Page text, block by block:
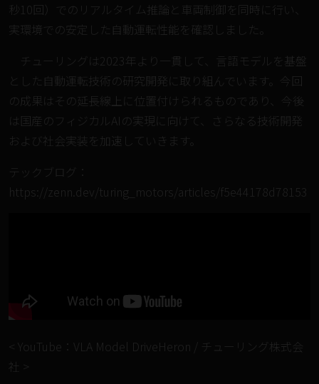
秒10回）でのリアルタイム推論と車両制御を同時に行い、
実環境での安定した自動運転性能を確認しました。
チューリングは2023年より一貫して、言語モデルを基盤
とした自動運転技術の研究開発に取り組んでいます。今回
の成果はその延長線上に位置付けられるものであり、今後
は国産のフィジカルAIの実現に向けて、さらなる技術開発
および社会実装を加速していきます。
テックブログ：
https://zenn.dev/turing_motors/articles/f5e44178d78153
< YouTube：VLA Model DriveHeron / チューリング株式会
社 >